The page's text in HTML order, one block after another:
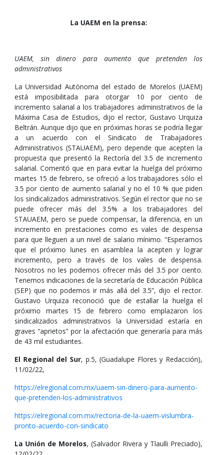
La UAEM en la prensa:
UAEM, sin dinero para aumento que pretenden los
administrativos
La Universidad Autónoma del estado de Morelos (UAEM)
está imposibilitada para otorgar 10 por ciento de
incremento salarial a los trabajadores administrativos de la
Máxima Casa de Estudios, dijo el rector, Gustavo Urquiza
Beltrán. Aunque dijo que en próximas horas se podría llegar
a un acuerdo con el Sindicato de Trabajadores
Administrativos (STAUAEM), pero depende que acepten la
propuesta que presentó la Rectoría del 3.5 de incremento
salarial. Comentó que en para evitar la huelga del próximo
martes 15 de febrero, se ofreció a los trabajadores sólo el
3.5 por ciento de aumento salarial y no el 10 % que piden
los sindicalizados administrativos. Según el rector que no se
puede ofrecer más del 3.5% a los trabajadores del
STAUAEM, pero se puede compensar, la diferencia, en un
incremento en prestaciones como es vales de despensa
para que lleguen a un nivel de salario mínimo. “Esperamos
que el próximo lunes en asamblea la acepten y lograr
incremento, pero a través de los vales de despensa.
Nosotros no les podemos ofrecer más del 3.5 por ciento.
Tenemos indicaciones de la secretaría de Educación Pública
(SEP) que no podemos ir más allá del 3.5”, dijo el rector.
Gustavo Urquiza reconoció que de estallar la huelga el
próximo martes 15 de febrero como emplazaron los
sindicalizados administrativos la Universidad estaría en
graves “aprietos” por la afectación que generaría para más
de 43 mil estudiantes.
El Regional del Sur, p.5, (Guadalupe Flores y Redacción),
11/02/22,
https://elregional.com.mx/uaem-sin-dinero-para-aumento-
que-pretenden-los-administrativos
https://elregional.com.mx/rectoria-de-la-uaem-vislumbra-
pronto-acuerdo-con-sindicato
La Unión de Morelos, (Salvador Rivera y Tlaulli Preciado),